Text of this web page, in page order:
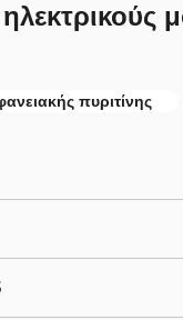
πυριτίνης